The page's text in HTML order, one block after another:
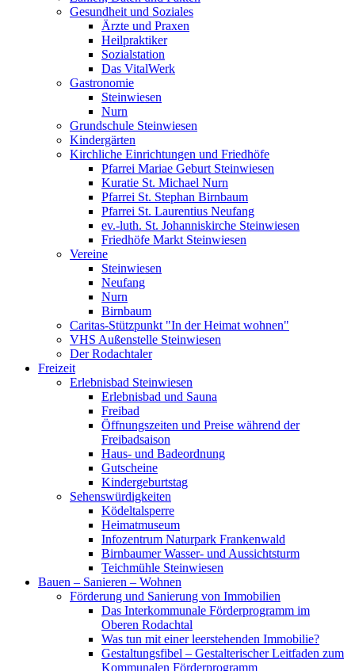
Gesundheit und Soziales
Ärzte und Praxen
Heilpraktiker
Sozialstation
Das VitalWerk
Gastronomie
Steinwiesen
Nurn
Grundschule Steinwiesen
Kindergärten
Kirchliche Einrichtungen und Friedhöfe
Pfarrei Mariae Geburt Steinwiesen
Kuratie St. Michael Nurn
Pfarrei St. Stephan Birnbaum
Pfarrei St. Laurentius Neufang
ev.-luth. St. Johanniskirche Steinwiesen
Friedhöfe Markt Steinwiesen
Vereine
Steinwiesen
Neufang
Nurn
Birnbaum
Caritas-Stützpunkt "In der Heimat wohnen"
VHS Außenstelle Steinwiesen
Der Rodachtaler
Freizeit
Erlebnisbad Steinwiesen
Erlebnisbad und Sauna
Freibad
Öffnungszeiten und Preise während der
Freibadsaison
Haus- und Badeordnung
Gutscheine
Kindergeburtstag
Sehenswürdigkeiten
Ködeltalsperre
Heimatmuseum
Infozentrum Naturpark Frankenwald
Birnbaumer Wasser- und Aussichtsturm
Teichmühle Steinwiesen
Bauen – Sanieren – Wohnen
Förderung und Sanierung von Immobilien
Das Interkommunale Förderprogramm im
Oberen Rodachtal
Was tun mit einer leerstehenden Immobilie?
Gestaltungsfibel – Gestalterischer Leitfaden zum
Kommunalen Förderprogramm